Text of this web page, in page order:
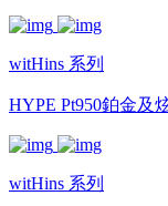
witHins 系列
HYPE Pt950鉑金及
witHins 系列